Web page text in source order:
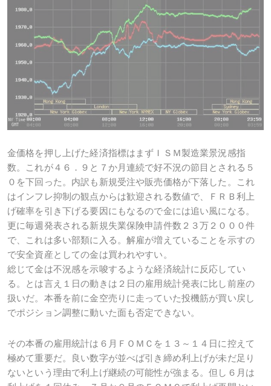
金価格を押し上げた経済指標はまずＩＳＭ製造業景況感指
数。これが４６．９と７か月連続で好不況の節目とされる５
０を下回った。内訳も新規受注や販売価格が下落した。これ
はインフレ抑制の観点からは歓迎される数値で、ＦＲＢ利上
げ確率を引き下げる要因にもなるので金には追い風になる。
更に毎週発表される新規失業保険申請件数２３万２０００件
で、これは多い部類に入る。解雇が増えていることを示すの
で安全資産としての金は買われやすい。
総じて金は不況感を示唆するような経済統計に反応してい
る。とは言え１日の動きは２日の雇用統計発表に比し前座の
扱いだ。本番を前に金空売りに走っていた投機筋が買い戻し
でポジション調整に動いた面も否定できない。
その本番の雇用統計は６月ＦＯＭＣを１３～１４日に控えて
極めて重要だ。良い数字が並べば引き締め利上げが未だ足り
ないという理由で利上げ継続の可能性が強まる。但し６月は